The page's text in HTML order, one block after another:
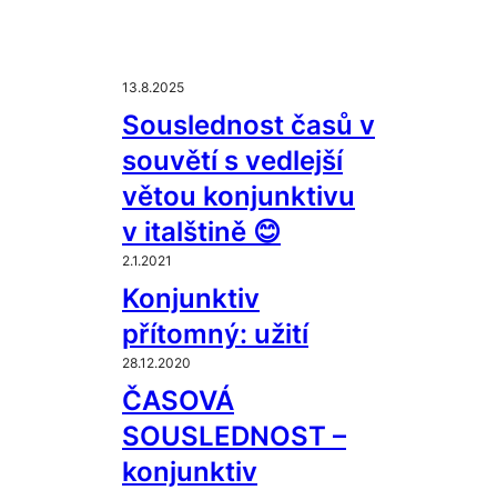
13.8.2025
Souslednost časů v
souvětí s vedlejší
větou konjunktivu
v italštině 😊
2.1.2021
Konjunktiv
přítomný: užití
28.12.2020
ČASOVÁ
SOUSLEDNOST –
konjunktiv